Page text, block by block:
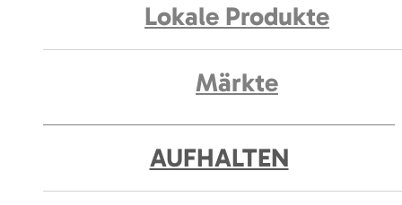
Lokale Produkte
Märkte
AUFHALTEN